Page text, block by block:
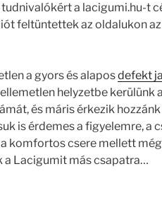
a lacigumi.hu-t
feltüntettek az oldalukon az
a gyors és alaposdefekt
helyzetbe kerülünk
és máris érkezik
is érdemes a figyelemre, a
komfortos csere mellett
a Lacigumit más csapatra…